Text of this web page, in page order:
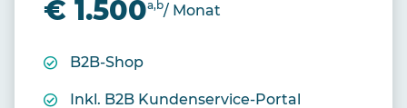
€ 1.500a,b/ Monat
B2B-Shop
Inkl. B2B Kundenservice-Portal